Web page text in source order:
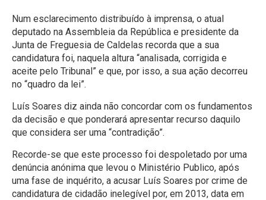
Num esclarecimento distribuído à imprensa, o atual
deputado na Assembleia da República e presidente da
Junta de Freguesia de Caldelas recorda que a sua
candidatura foi, naquela altura “analisada, corrigida e
aceite pelo Tribunal” e que, por isso, a sua ação decorreu
no “quadro da lei”.
Luís Soares diz ainda não concordar com os fundamentos
da decisão e que ponderará apresentar recurso daquilo
que considera ser uma “contradição”.
Recorde-se que este processo foi despoletado por uma
denúncia anónima que levou o Ministério Publico, após
uma fase de inquérito, a acusar Luís Soares por crime de
candidatura de cidadão inelegível por, em 2013, data em